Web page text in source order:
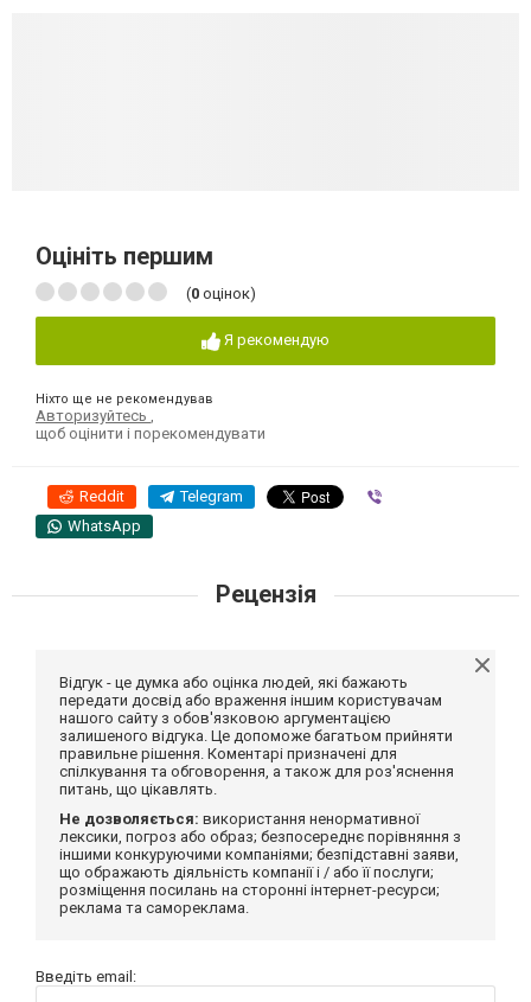
Оцініть першим
(0 оцінок)
Я рекомендую
Ніхто ще не рекомендував
Авторизуйтесь
щоб оцінити і порекомендувати
Reddit Telegram
WhatsApp
Рецензія
Відгук - це думка або оцінка людей, які бажають
передати досвід або враження іншим користувачам
нашого сайту з обов'язковою аргументацією
залишеного відгука. Це допоможе багатьом прийняти
правильне рішення. Коментарі призначені для
спілкування та обговорення, а також для роз'яснення
питань, що цікавлять.
Не дозволяється: використання ненормативної
лексики, погроз або образ; безпосереднє порівняння з
іншими конкуруючими компаніями; безпідставні заяви,
що ображають діяльність компанії і / або її послуги;
розміщення посилань на сторонні інтернет-ресурси;
реклама та самореклама.
Введіть email: